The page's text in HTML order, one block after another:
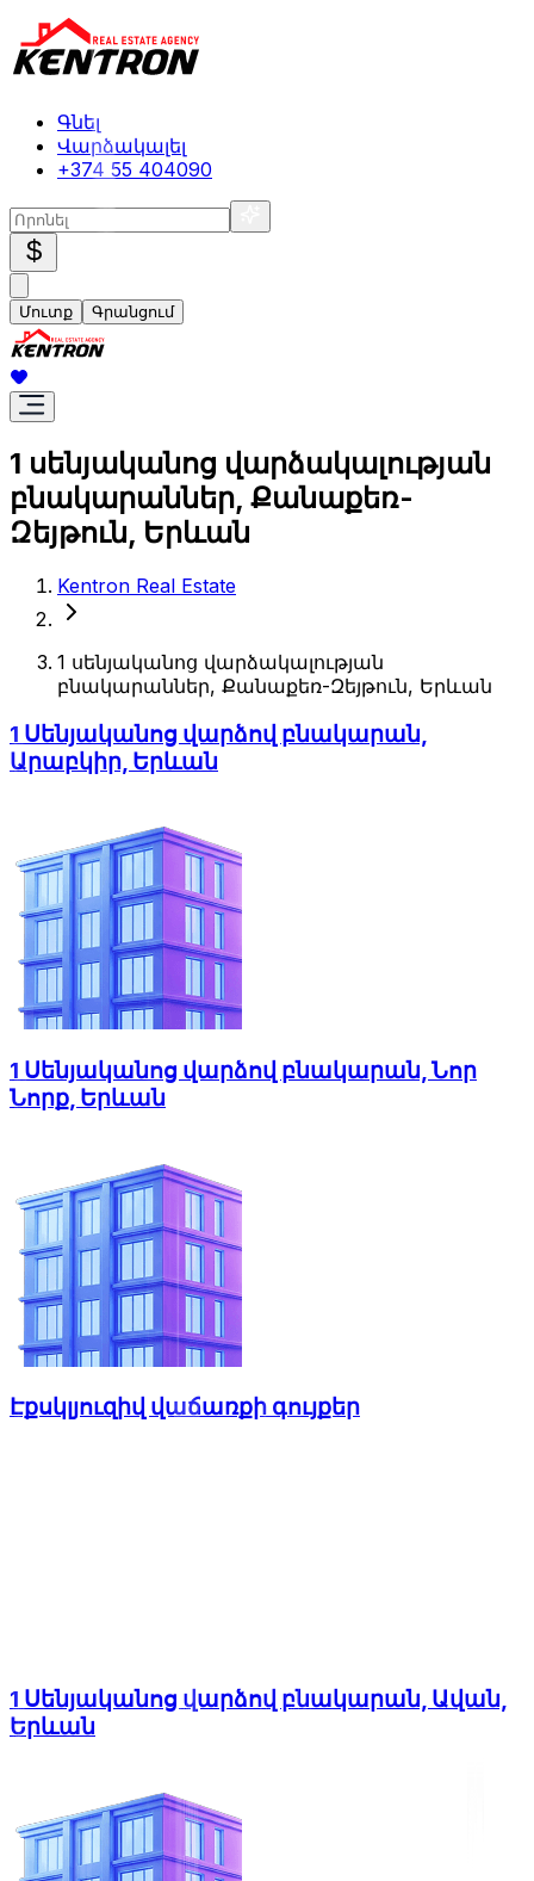
Գնել
Վարձակալել
+374 55 404090
$
Մուտք Գրանցում
1 սենյականոց վարձակալության
բնակարաններ, Քանաքեռ-
Զեյթուն, Երևան
Kentron Real Estate
1 սենյականոց վարձակալության
բնակարաններ, Քանաքեռ-Զեյթուն, Երևան
1 Սենյականոց վարձով բնակարան,
Արաբկիր, Երևան
1 Սենյականոց վարձով բնակարան, Նոր
Նորք, Երևան
Էքսկլյուզիվ վաճառքի գույքեր
1 Սենյականոց վարձով բնակարան, Ավան,
Երևան